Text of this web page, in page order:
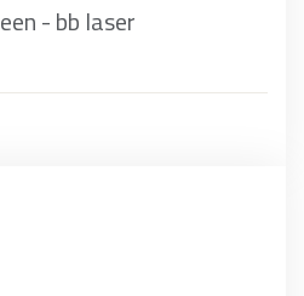
- bb laser